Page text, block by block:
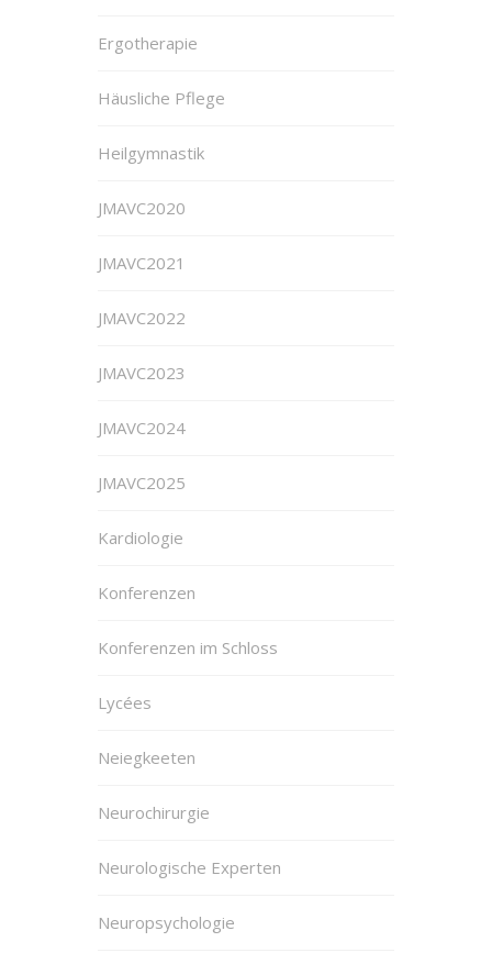
Ergotherapie
Häusliche Pflege
Heilgymnastik
JMAVC2020
JMAVC2021
JMAVC2022
JMAVC2023
JMAVC2024
JMAVC2025
Kardiologie
Konferenzen
Konferenzen im Schloss
Lycées
Neiegkeeten
Neurochirurgie
Neurologische Experten
Neuropsychologie